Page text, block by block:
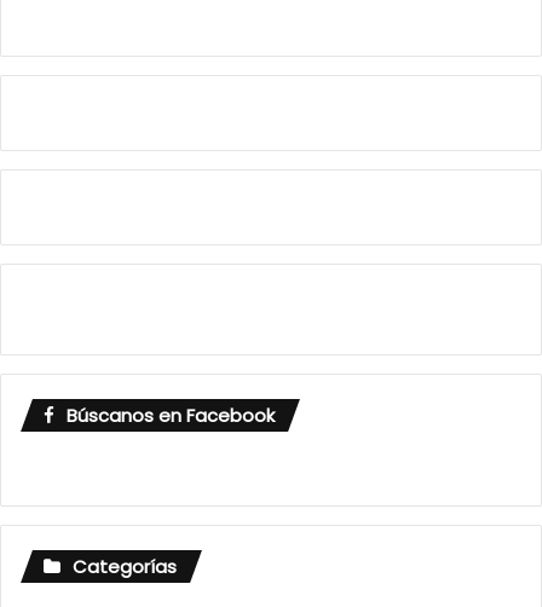
Búscanos en Facebook
Categorías